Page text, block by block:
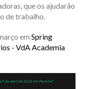
que os ajudarão
de trabalho.
em Spring
- VdA Academia